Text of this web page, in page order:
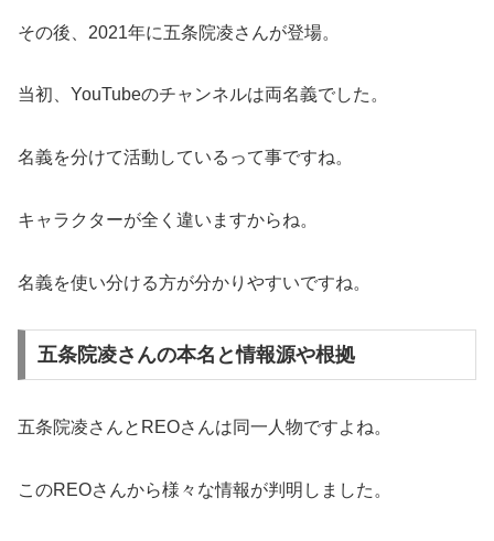
その後、2021年に五条院凌さんが登場。
当初、YouTubeのチャンネルは両名義でした。
名義を分けて活動しているって事ですね。
キャラクターが全く違いますからね。
名義を使い分ける方が分かりやすいですね。
五条院凌さんの本名と情報源や根拠
五条院凌さんとREOさんは同一人物ですよね。
このREOさんから様々な情報が判明しました。